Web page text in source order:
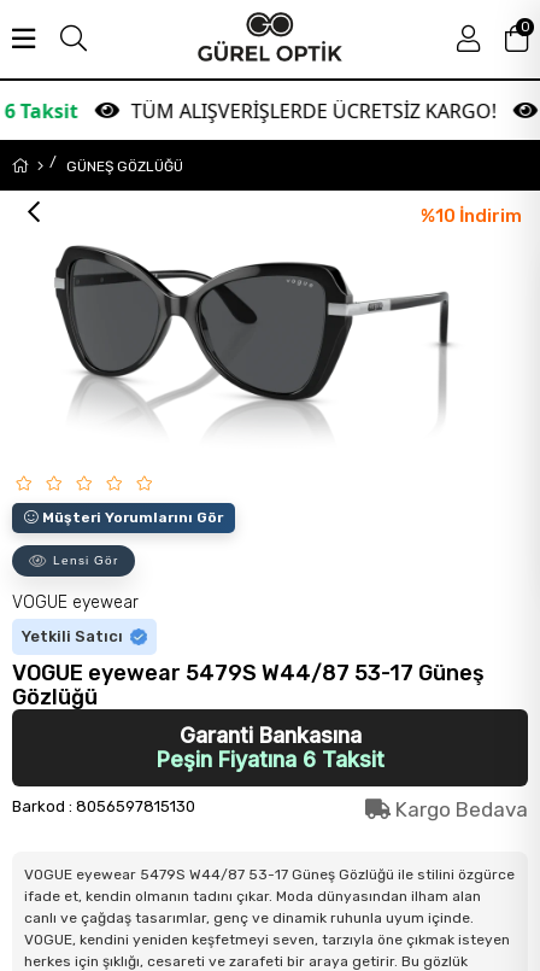
TÜM ALIŞVERİŞLERDE ÜCRETSİZ KARGO!
0
GÜNEŞ GÖZLÜĞÜ
%10 İndirim
Müşteri Yorumlarını Gör
Lensi Gör
VOGUE eyewear
Yetkili Satıcı
VOGUE eyewear 5479S W44/87 53-17 Güneş
Gözlüğü
Garanti Bankasına
Peşin Fiyatına 6 Taksit
Barkod : 8056597815130 Kargo Bedava
VOGUE eyewear 5479S W44/87 53-17 Güneş Gözlüğü ile stilini özgürce
ifade et, kendin olmanın tadını çıkar. Moda dünyasından ilham alan
canlı ve çağdaş tasarımlar, genç ve dinamik ruhunla uyum içinde.
VOGUE, kendini yeniden keşfetmeyi seven, tarzıyla öne çıkmak isteyen
herkes için şıklığı, cesareti ve zarafeti bir araya getirir. Bu gözlük